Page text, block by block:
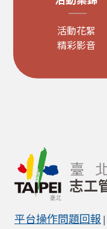
活動花絮
精彩影音
平台操作問題回報 |